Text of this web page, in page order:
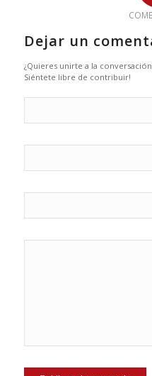
Dejar un
¿Quieres unirte a la
Siéntete libre de contribuir!